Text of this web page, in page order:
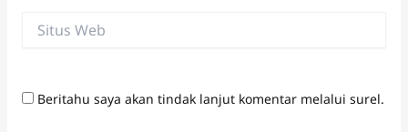
Web
Beritahu saya akan tindak lanjut komentar melalui surel.